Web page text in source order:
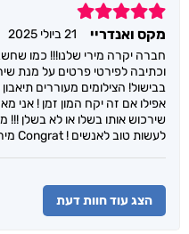
5
מקס ואנדריי
21 ביולי 2025
חברה יקרה מירי שלנו!!! כמו
וכתיבה לפירטי פרטים על מנת
בבישול! הצילומים מעוררים
אפילו אם זה יקח המון זמן ! אני
שירכוש אותו בשלו או לא בשלן !!!
לעשות טוב לאנשים ! Congrat מירי ובהצלחה!!!
הצג עוד חוות דעת